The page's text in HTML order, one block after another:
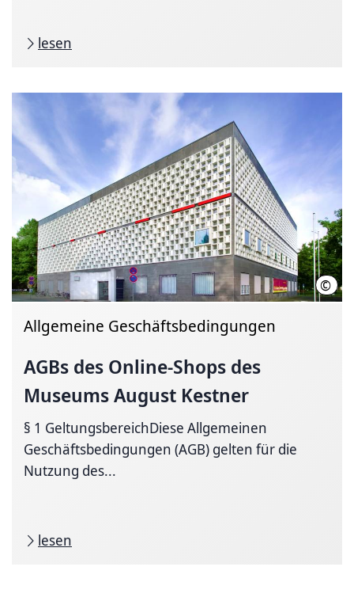
lesen
©
Allgemeine Geschäftsbedingungen
AGBs des Online-Shops des
Museums August Kestner
§ 1 GeltungsbereichDiese Allgemeinen
Geschäftsbedingungen (AGB) gelten für die
Nutzung des...
lesen